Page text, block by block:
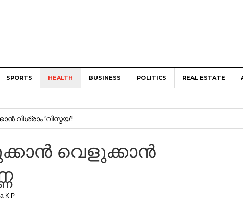
SPORTS HEALTH BUSINESS POLITICS REAL ESTATE
വിശ്രാം ‘വിസ്മയ’!
Terinspirasi dari Hobi Bermain Game Online
Game UniPin di Alfamidi, CASHBACK hingga 15.000 UniPin
വെളുക്കാന്‍
K P